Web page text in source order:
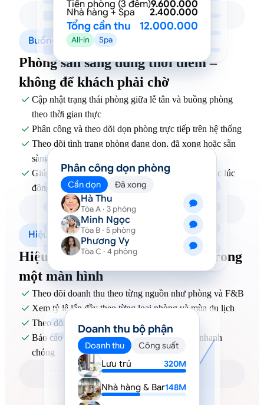
Tiền phòng (3 đêm)9.600.000
Nhà hàng + Spa 2.400.000
Tổng cần thu 12.000.000
All-in Spa
Buồng phòng & Housekeeping
Phòng sẵn sàng đúng thời điểm –
không để khách phải chờ
 Cập nhật trạng thái phòng giữa lễ tân và buồng phòng
theo thời gian thực
 Phân công và theo dõi dọn phòng trực tiếp trên hệ thống
 Theo dõi tình trạng phòng đang dọn, đã xong hoặc sẵn
sàng đón khách
 Giúp phòng luôn sẵn sàng trong giờ cao điểm hoặc lúc
đông khách
Phân công dọn phòng
Cần dọn Đã xong
Hà Thu
Tòa A · 3 phòng
Minh Ngọc
Tòa B · 5 phòng
Phương Vy
Tòa C · 4 phòng
Hiệu suất vận hành
Hiệu suất vận hành toàn resort trong
một màn hình
 Theo dõi doanh thu theo từng nguồn như phòng và F&B
 Xem tỷ lệ lấp đầy theo từng loại phòng và mùa du lịch
 Theo dõi chi phí vận hành theo từng bộ phận
 Báo cáo theo thời gian thực để ra quyết định nhanh
chóng
Doanh thu bộ phận
Doanh thu
Công suất
Lưu trú
320M
Nhà hàng & Bar148M